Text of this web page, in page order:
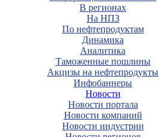
В регионах
На НПЗ
По нефтепродуктам
Динамика
Аналитика
Таможенные пошлины
Акцизы на нефтепродукты
Инфобаннеры
Новости
Новости портала
Новости компаний
Новости индустрии